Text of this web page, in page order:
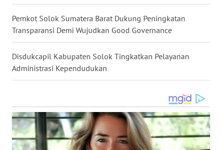
Pemkot Solok Sumatera Barat Dukung Peningkatan
Transparansi Demi Wujudkan Good Governance
Disdukcapil Kabupaten Solok Tingkatkan Pelayanan
Administrasi Kependudukan
WN
GORONTALO
WN
SULUT
MALUKU
WN
MALUT